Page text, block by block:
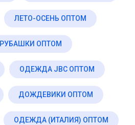
ЛЕТО-ОСЕНЬ ОПТОМ
РУБАШКИ ОПТОМ
ОДЕЖДА JBC ОПТОМ
ДОЖДЕВИКИ ОПТОМ
ОДЕЖДА (ИТАЛИЯ) ОПТОМ